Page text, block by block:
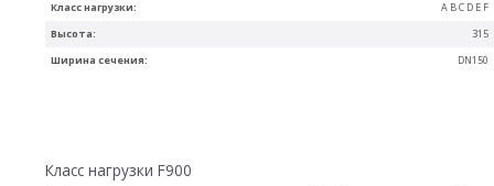
Ширина сечения: DN150
Высота: 315
Класс нагрузки: A B C D E F
Класс нагрузки F900